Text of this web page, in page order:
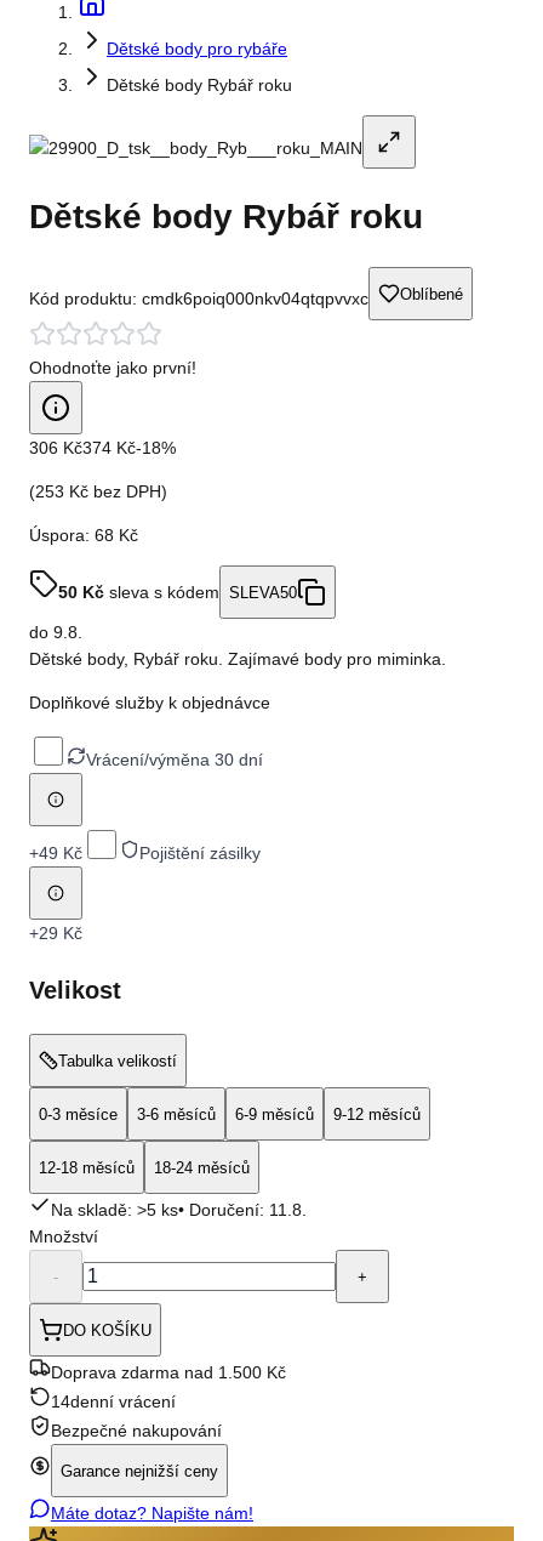
Dětské body pro rybáře
Dětské body Rybář roku
Dětské body Rybář roku
Kód produktu: cmdk6poiq000nkv04qtqpvvxc Oblíbené
Ohodnoťte jako první!
306 Kč374 Kč-18%
(253 Kč bez DPH)
Úspora: 68 Kč
50 Kč sleva s kódem SLEVA50
do 9.8.
Dětské body, Rybář roku. Zajímavé body pro miminka.
Doplňkové služby k objednávce
Vrácení/výměna 30 dní
+49 Kč Pojištění zásilky
+29 Kč
Velikost
Tabulka velikostí
0-3 měsíce 3-6 měsíců 6-9 měsíců 9-12 měsíců
12-18 měsíců 18-24 měsíců
Na skladě: >5 ks• Doručení: 11.8.
Množství
- +
DO KOŠÍKU
Doprava zdarma nad 1.500 Kč
14denní vrácení
Bezpečné nakupování
Garance nejnižší ceny
Máte dotaz? Napište nám!